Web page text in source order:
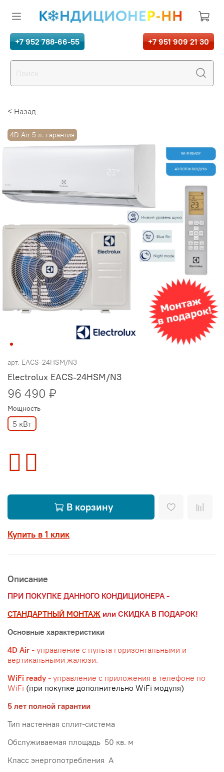
+7 952 788-66-55 +7 951 909 21 30
< Назад
4D Air 5 л. гарантия
арт. EACS-24HSM/N3
Electrolux EACS-24HSM/N3
96 490 ₽
Мощность
5 кВт
В корзину
Купить в 1 клик
Описание
ПРИ ПОКУПКЕ ДАННОГО КОНДИЦИОНЕРА -
СТАНДАРТНЫЙ МОНТАЖ или СКИДКА В ПОДАРОК!
Основные характеристики
4D Air - управление с пульта горизонтальными и
вертикальными жалюзи.
WiFi ready - управление с приложения в телефоне по
WiFi (при покупке дополнительно WiFi модуля)
5 лет полной гарантии
Тип настенная сплит-система
Обслуживаемая площадь 50 кв. м
Класс энергопотребления A